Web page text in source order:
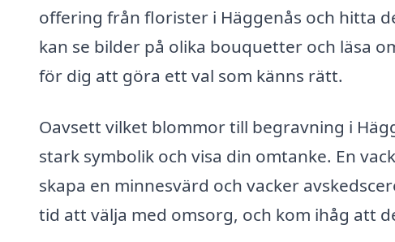
offering från florister i Häggenås och hitta
kan se bilder på olika bouquetter och läsa
för dig att göra ett val som känns rätt.
Oavsett vilket blommor till begravning i
stark symbolik och visa din omtanke. En
skapa en minnesvärd och vacker
tid att välja med omsorg, och kom ihåg att